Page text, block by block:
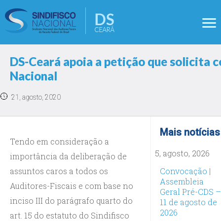
DS-Ceará apoia a petição que solicita
Nacional
21, agosto, 2020
Tendo em consideração a
importância da deliberação de
assuntos caros a todos os
Auditores-Fiscais e com base no
inciso III do parágrafo quarto do
art. 15 do estatuto do Sindifisco
Mais notícias
5, agosto, 2026
Convocação |
Assembleia
Geral Pré-CDS –
11 de agosto de
2026